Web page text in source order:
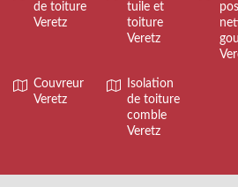
de toiture
Veretz
tuile et
toiture
Veretz
Couvreur
Veretz
Isolation
de toiture
comble
Veretz